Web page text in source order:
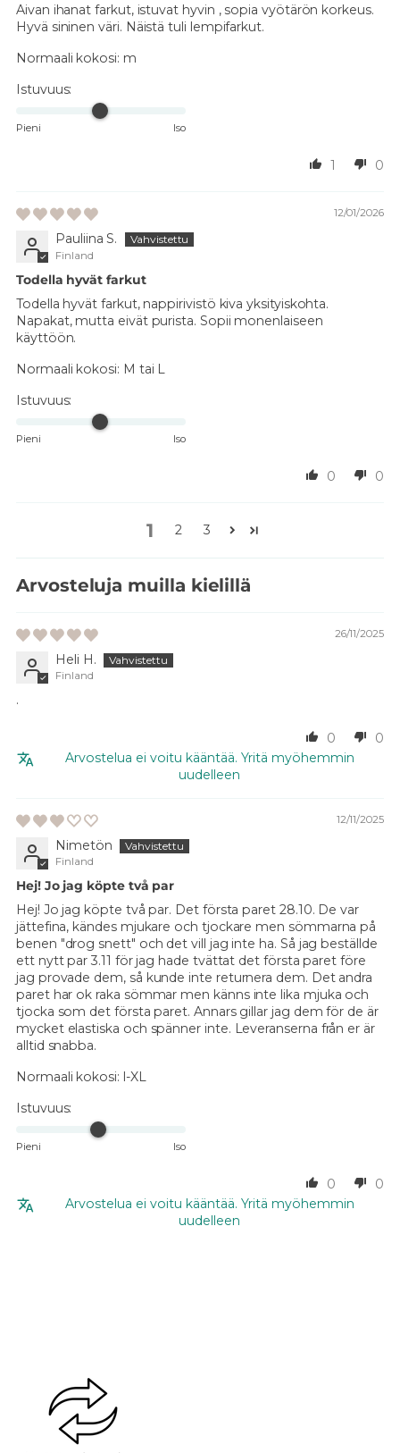
Aivan ihanat farkut, istuvat hyvin , sopia vyötärön korkeus.
Hyvä sininen väri. Näistä tuli lempifarkut.
Normaali kokosi: m
Istuvuus:
Pieni Iso
1 0
12/01/2026
Pauliina S.
Finland
Todella hyvät farkut
Todella hyvät farkut, nappirivistö kiva yksityiskohta.
Napakat, mutta eivät purista. Sopii monenlaiseen
käyttöön.
Normaali kokosi: M tai L
Istuvuus:
Pieni Iso
0 0
1 2 3
Arvosteluja muilla kielillä
26/11/2025
Heli H.
Finland
.
0
0
Arvostelua ei voitu kääntää. Yritä myöhemmin
uudelleen
12/11/2025
Nimetön
Finland
Hej! Jo jag köpte två par
Hej! Jo jag köpte två par. Det första paret 28.10. De var
jättefina, kändes mjukare och tjockare men sömmarna på
benen "drog snett" och det vill jag inte ha. Så jag beställde
ett nytt par 3.11 för jag hade tvättat det första paret före
jag provade dem, så kunde inte returnera dem. Det andra
paret har ok raka sömmar men känns inte lika mjuka och
tjocka som det första paret. Annars gillar jag dem för de är
mycket elastiska och spänner inte. Leveranserna från er är
alltid snabba.
Normaali kokosi: l-XL
Istuvuus:
Pieni Iso
0
0
Arvostelua ei voitu kääntää. Yritä myöhemmin
uudelleen